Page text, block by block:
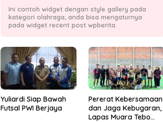
Ini contoh widget dengan style gallery pada
kategori olahraga, anda bisa mengaturnya
pada widget recent post wpberita.
Yuliardi Siap Bawah
Futsal PWI Berjaya
Pererat Kebersamaan
dan Jaga Kebugaran,
Lapas Muara Tebo